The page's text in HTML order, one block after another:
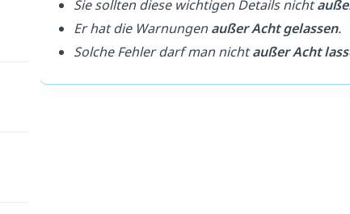
Sie sollten diese wichtigen Details nicht
Er hat die Warnungen außer Acht gelassen.
Solche Fehler darf man nichtaußer Acht